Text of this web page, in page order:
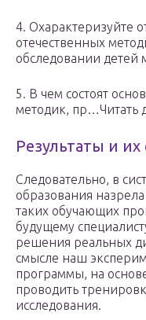
4. Охарактеризуйте
отечественных
обследовании детей
5. В чем состоят
методик, пр…Читать
Результаты и
Следовательно, в
образования
таких обучающих
будущему
решения реальных
смысле наш
программы, на
проводить
исследования.